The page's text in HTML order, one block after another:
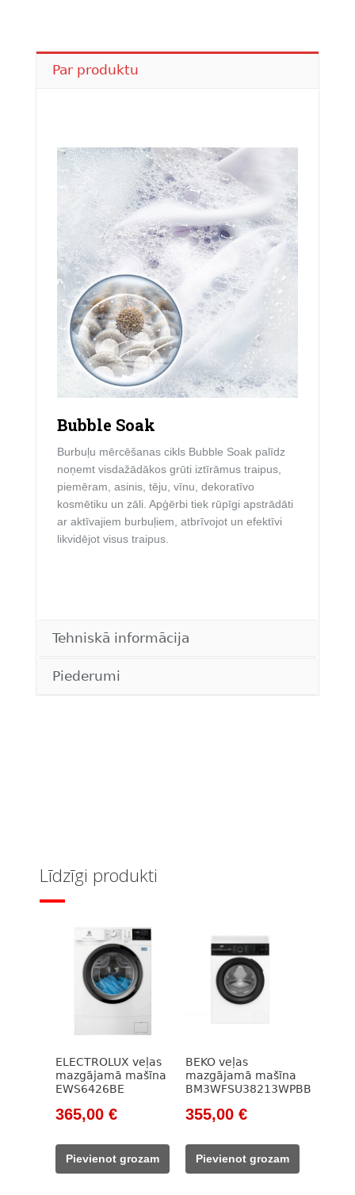
Par produktu
Bubble Soak
Burbuļu mērcēšanas cikls Bubble Soak palīdz
noņemt visdažādākos grūti iztīrāmus traipus,
piemēram, asinis, tēju, vīnu, dekoratīvo
kosmētiku un zāli. Apģērbi tiek rūpīgi apstrādāti
ar aktīvajiem burbuļiem, atbrīvojot un efektīvi
likvidējot visus traipus.
Tehniskā informācija
Piederumi
Līdzīgi produkti
ELECTROLUX veļas
mazgājamā mašīna
EWS6426BE
Original
was:
471,00 €.
365,00 €Current
365,00 €.
Pievienot grozam
BEKO veļas
mazgājamā mašīna
BM3WFSU38213WPBB
Original
was:
785,00 €.
355,00 €Current
355,00 €.
Pievienot grozam